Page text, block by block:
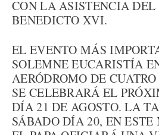
CON LA ASISTENCIA DEL
BENEDICTO XVI.
EL EVENTO MÁS
SOLEMNE EUCARISTÍA
AERÓDROMO DE
SE CELEBRARÁ EL
DÍA 21 DE AGOSTO. LA
SÁBADO DÍA 20, EN